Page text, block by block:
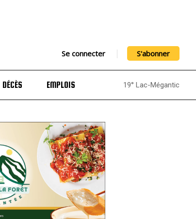
Se connecter S'abonner
DÉCÈS EMPLOIS 19° Lac-Mégantic